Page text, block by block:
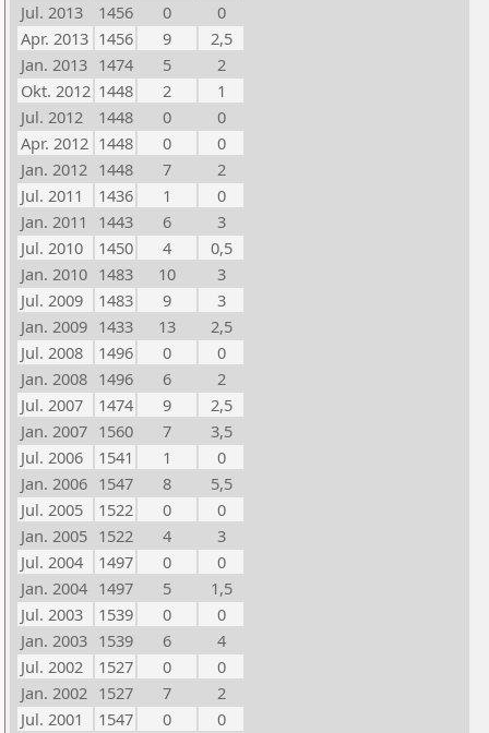
Jul. 2013
1456 0
0
Apr. 2013 1456 9
2,5
Jan. 2013 1474 5
2
Okt. 2012 1448 2
1
Jul. 2012
1448 0
0
Apr. 2012 1448 0
0
Jan. 2012 1448 7
2
Jul. 2011
1436 1
0
Jan. 2011
1443 6
3
Jul. 2010
1450 4
0,5
Jan. 2010 1483 10
3
Jul. 2009
1483 9
3
Jan. 2009 1433 13
2,5
Jul. 2008
1496 0
0
Jan. 2008 1496 6
2
Jul. 2007
1474 9
2,5
Jan. 2007 1560 7
3,5
Jul. 2006
1541 1
0
Jan. 2006 1547 8
5,5
Jul. 2005
1522 0
0
Jan. 2005 1522 4
3
Jul. 2004
1497 0
0
Jan. 2004 1497 5
1,5
Jul. 2003
1539 0
0
Jan. 2003 1539 6
4
Jul. 2002
1527 0
0
Jan. 2002 1527 7
2
Jul. 2001
1547 0
0